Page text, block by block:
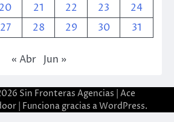
20 21 22 23
24
27 28 29 30 31
« Abr Jun »
Sin Fronteras Agencias | Ace
| Funciona gracias aWordPress.